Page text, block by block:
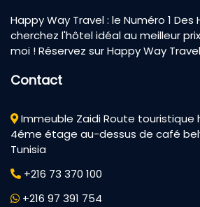
Happy Way Travel : le Numéro 1 Des
cherchez l'hôtel idéal au meilleur
moi ! Réservez sur Happy Way
Contact
Immeuble Zaidi Route touristique
4éme étage au-dessus de café
Tunisia
+216 73 370 100
+216 97 391 754